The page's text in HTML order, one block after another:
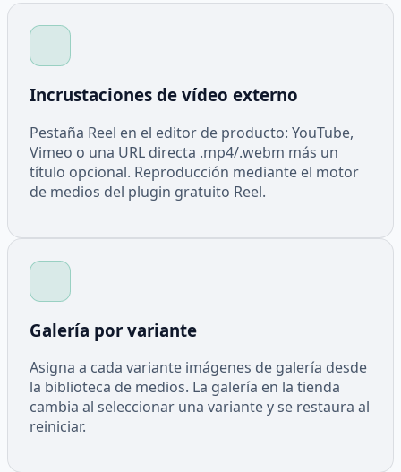
Incrustaciones de vídeo externo
Pestaña Reel en el editor de producto: YouTube,
Vimeo o una URL directa .mp4/.webm más un
título opcional. Reproducción mediante el motor
de medios del plugin gratuito Reel.
Galería por variante
Asigna a cada variante imágenes de galería desde
la biblioteca de medios. La galería en la tienda
cambia al seleccionar una variante y se restaura al
reiniciar.